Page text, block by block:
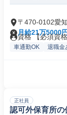
〒470-0102愛
月給21万5000円
資格 【必須資
車通勤OK 退職金
正社員
認可外保育所